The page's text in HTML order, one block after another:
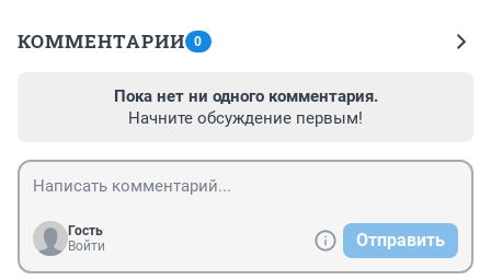
КОММЕНТАРИИ 0
Пока нет ни одного комментария.
Начните обсуждение первым!
Гость
Войти
Отправить